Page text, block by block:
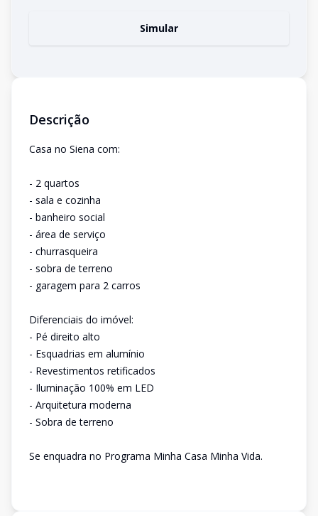
Simular
Descrição
Casa no Siena com:
- 2 quartos
- sala e cozinha
- banheiro social
- área de serviço
- churrasqueira
- sobra de terreno
- garagem para 2 carros
Diferenciais do imóvel:
- Pé direito alto
- Esquadrias em alumínio
- Revestimentos retificados
- Iluminação 100% em LED
- Arquitetura moderna
- Sobra de terreno
Se enquadra no Programa Minha Casa Minha Vida.